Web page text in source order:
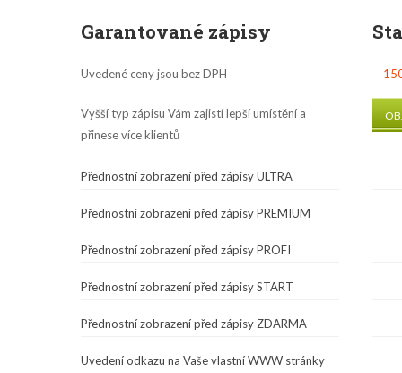
Garantované zápisy
Uvedené ceny jsou bez DPH
Vyšší typ zápisu Vám zajistí lepší umístění a
přinese více klientů
Přednostní zobrazení před zápisy ULTRA
Přednostní zobrazení před zápisy PREMIUM
Přednostní zobrazení před zápisy PROFI
Přednostní zobrazení před zápisy START
Přednostní zobrazení před zápisy ZDARMA
Uvedení odkazu na Vaše vlastní WWW stránky